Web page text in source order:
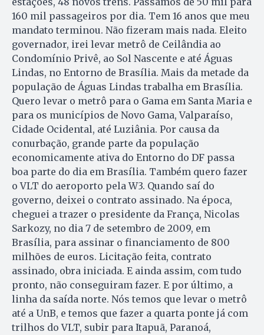
160 mil passageiros por dia. Tem 16 anos que meu
mandato terminou. Não fizeram mais nada. Eleito
governador, irei levar metrô de Ceilândia ao
Condomínio Privê, ao Sol Nascente e até Águas
Lindas, no Entorno de Brasília. Mais da metade da
população de Águas Lindas trabalha em Brasília.
Quero levar o metrô para o Gama em Santa Maria e
para os municípios de Novo Gama, Valparaíso,
Cidade Ocidental, até Luziânia. Por causa da
conurbação, grande parte da população
economicamente ativa do Entorno do DF passa
boa parte do dia em Brasília. Também quero fazer
o VLT do aeroporto pela W3. Quando saí do
governo, deixei o contrato assinado. Na época,
cheguei a trazer o presidente da França, Nicolas
Sarkozy, no dia 7 de setembro de 2009, em
Brasília, para assinar o financiamento de 800
milhões de euros. Licitação feita, contrato
assinado, obra iniciada. E ainda assim, com tudo
pronto, não conseguiram fazer. E por último, a
linha da saída norte. Nós temos que levar o metrô
até a UnB, e temos que fazer a quarta ponte já com
trilhos do VLT, subir para Itapuã, Paranoá,